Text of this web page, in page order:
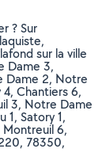
? Sur
sur la ville
Dame 3,
Dame 2, Notre
Chantiers 6,
3, Notre Dame
1, Satory 1,
Montreuil 6,
78350,